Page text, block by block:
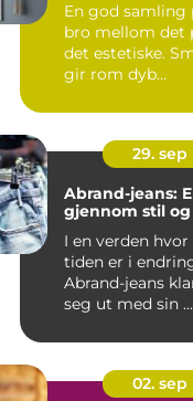
En god
bro mellom det
det estetiske.
gir rom dyb...
29. sep
Abrand-jeans:
gjennom stil
I en verden
tiden er i
Abrand-jeans
seg ut med sin ...
02. sep